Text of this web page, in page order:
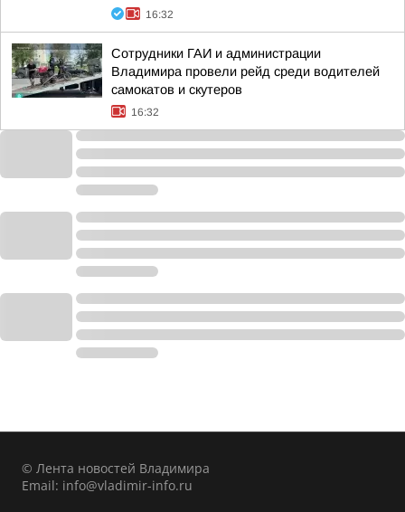
16:32
Сотрудники ГАИ и администрации
Владимира провели рейд среди водителей
самокатов и скутеров
16:32
© Лента новостей Владимира
Email: info@vladimir-info.ru